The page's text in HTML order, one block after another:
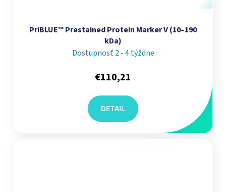
PriBLUE™ Prestained Protein Marker V (10–190
kDa)
Dostupnosť 2 - 4 týždne
€110,21
DETAIL